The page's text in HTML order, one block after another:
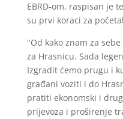
EBRD-om, raspisan je
su prvi koraci za
"Od kako znam za
za Hrasnicu. Sada
Izgradit ćemo prugu i
građani voziti i do
pratiti ekonomski i
prijevoza i proširenje